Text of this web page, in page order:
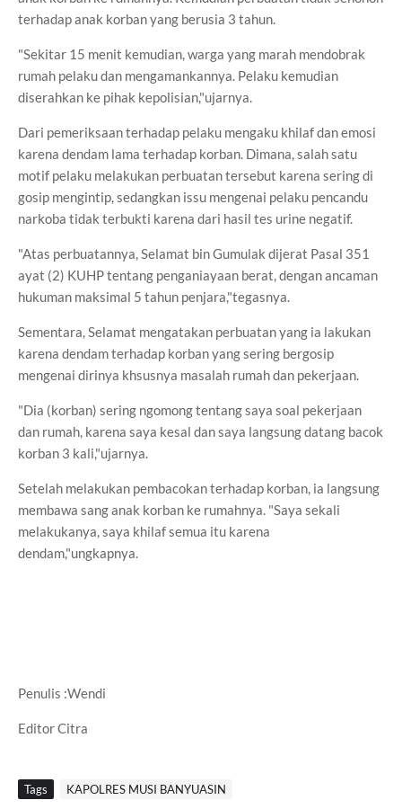
terhadap anak korban yang berusia 3 tahun.
"Sekitar 15 menit kemudian, warga yang marah mendobrak
rumah pelaku dan mengamankannya. Pelaku kemudian
diserahkan ke pihak kepolisian,"ujarnya.
Dari pemeriksaan terhadap pelaku mengaku khilaf dan emosi
karena dendam lama terhadap korban. Dimana, salah satu
motif pelaku melakukan perbuatan tersebut karena sering di
gosip mengintip, sedangkan issu mengenai pelaku pencandu
narkoba tidak terbukti karena dari hasil tes urine negatif.
"Atas perbuatannya, Selamat bin Gumulak dijerat Pasal 351
ayat (2) KUHP tentang penganiayaan berat, dengan ancaman
hukuman maksimal 5 tahun penjara,"tegasnya.
Sementara, Selamat mengatakan perbuatan yang ia lakukan
karena dendam terhadap korban yang sering bergosip
mengenai dirinya khsusnya masalah rumah dan pekerjaan.
"Dia (korban) sering ngomong tentang saya soal pekerjaan
dan rumah, karena saya kesal dan saya langsung datang bacok
korban 3 kali,"ujarnya.
Setelah melakukan pembacokan terhadap korban, ia langsung
membawa sang anak korban ke rumahnya. "Saya sekali
melakukanya, saya khilaf semua itu karena
dendam,"ungkapnya.
Penulis :Wendi
Editor Citra
Tags KAPOLRES MUSI BANYUASIN